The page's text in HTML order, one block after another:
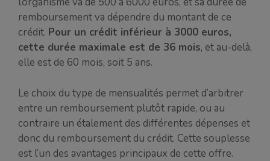
remboursement va dépendre du montant de ce
crédit. Pour un crédit inférieur à 3000 euros,
cette durée maximale est de 36 mois, et au-delà,
elle est de 60 mois, soit 5 ans.
Le choix du type de mensualités permet d’arbitrer
entre un remboursement plutôt rapide, ou au
contraire un étalement des différentes dépenses et
donc du remboursement du crédit. Cette souplesse
est l’un des avantages principaux de cette offre.